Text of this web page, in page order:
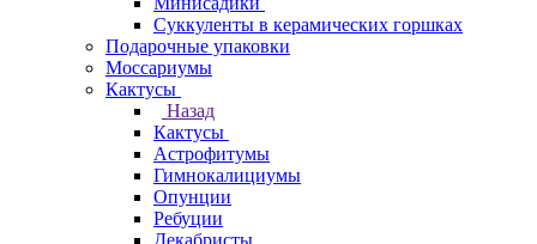
Суккуленты в керамических горшках
Подарочные упаковки
Моссариумы
Кактусы
Назад
Кактусы
Астрофитумы
Гимнокалициумы
Опунции
Ребуции
Декабристы